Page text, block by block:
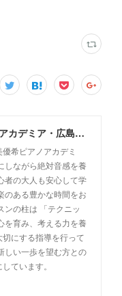
こだま美優希ピアノアカデミア・広島市中区
希ピアノアカデミ
しながら絶対音感を養
者の大人も安心して学
のある豊かな時間をお
ンの柱は 「テクニッ
を育み、考える力を養
にする指導を行って
しい一歩を望む方との
ています。